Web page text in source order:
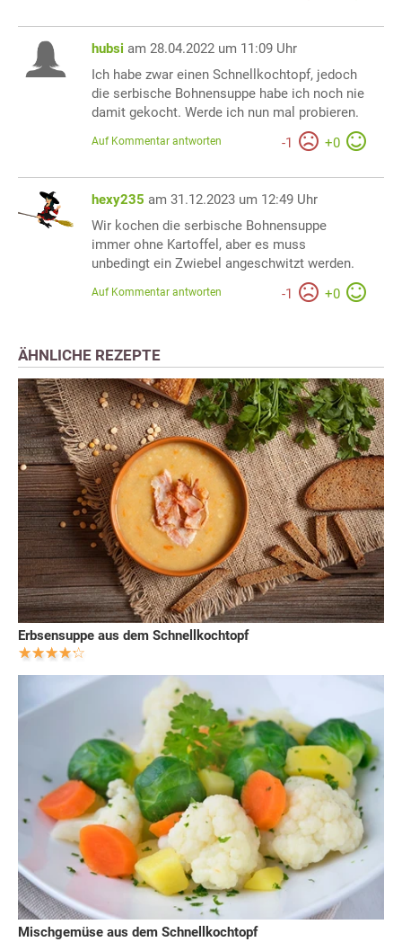
hubsi am 28.04.2022 um 11:09 Uhr
Ich habe zwar einen Schnellkochtopf, jedoch
die serbische Bohnensuppe habe ich noch nie
damit gekocht. Werde ich nun mal probieren.
-1 +0
Auf Kommentar antworten
hexy235 am 31.12.2023 um 12:49 Uhr
Wir kochen die serbische Bohnensuppe
immer ohne Kartoffel, aber es muss
unbedingt ein Zwiebel angeschwitzt werden.
-1 +0
Auf Kommentar antworten
ÄHNLICHE REZEPTE
Erbsensuppe aus dem Schnellkochtopf
Mischgemüse aus dem Schnellkochtopf